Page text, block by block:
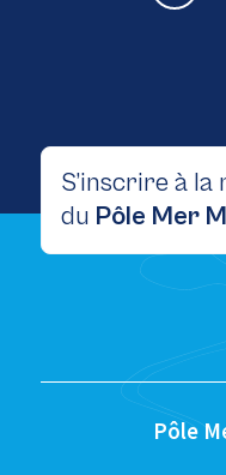
S’inscrire à
du Pôle Mer
Pôle